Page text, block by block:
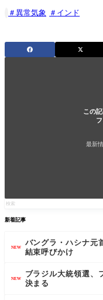
異常気象 インド
この
最新
新着記事
NEW
バングラ・ハシナ元
結束呼びかけ
NEW
ブラジル大統領選、
決まる